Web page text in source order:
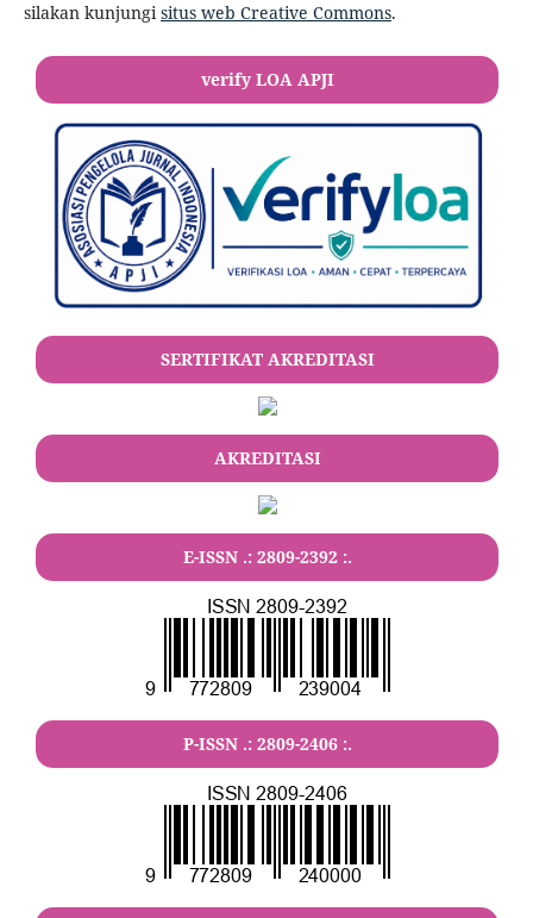
silakan kunjungisitus web Creative Commons.
verify LOA APJI
SERTIFIKAT AKREDITASI
AKREDITASI
E-ISSN .: 2809-2392:.
P-ISSN .: 2809-2406:.